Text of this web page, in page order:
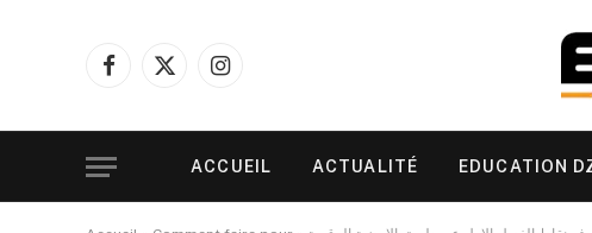
Facebook
X
Instagram
ACCUEIL ACTUALITÉ EDUCATION